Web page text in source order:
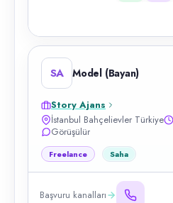
SA Model (Bayan)
Story Ajans
İstanbul Bahçelievler Türkiye
Görüşülür
Freelance Saha
Başvuru kanalları